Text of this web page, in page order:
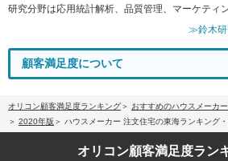
研究分野は応用統計解析、品質管理、マーケティン
≫鈴木研
顧客満足度について
オリコン顧客満足度ランキング
おすすめのハウスメーカ
2020年版
ハウスメーカー 注文住宅の東海ランキング
オリコン顧客満足度ラン